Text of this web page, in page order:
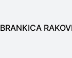
BRANKICA